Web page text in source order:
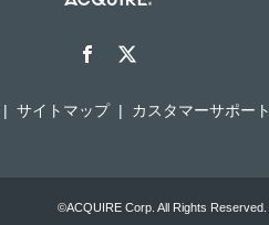
サイトマップ カスタマーサポート
©ACQUIRE Corp. All Rights Reserved.